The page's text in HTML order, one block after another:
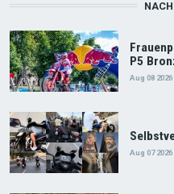
P5
Aug 08
Aug 07